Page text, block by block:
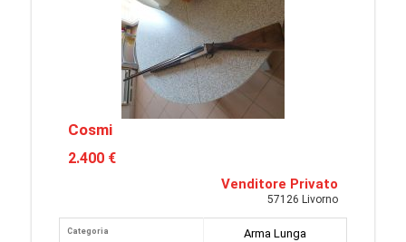
Cosmi
2.400 €
Venditore Privato
57126 Livorno
Categoria
Arma Lunga